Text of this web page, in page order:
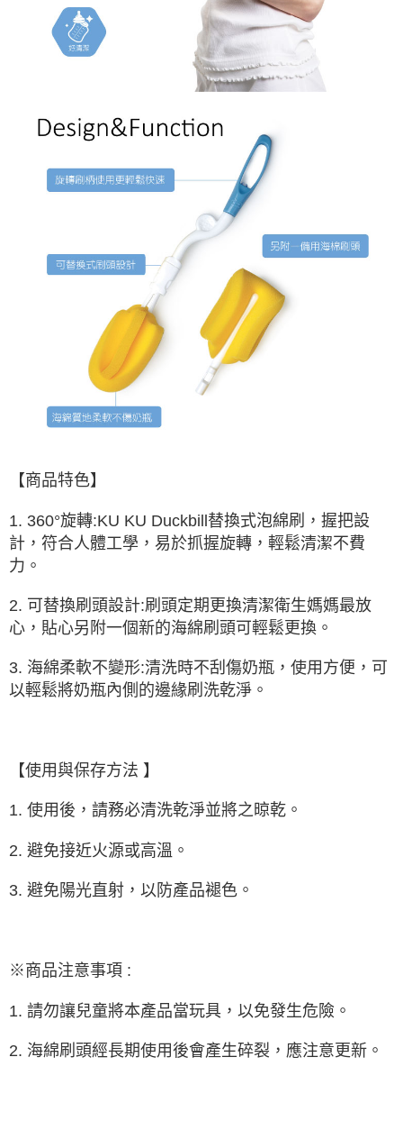
請求用戶進行身份認證。
５．嚴禁一人註冊多個帳號或使用他人資訊註冊。若發現惡意使用之情形，
恩沛科技股份有限公司將有權停止該用戶之使用額度並採取法律行動。
【商品特色】
1. 360°旋轉:KU KU Duckbill替換式泡綿刷，握把設
計，符合人體工學，易於抓握旋轉，輕鬆清潔不費
力。
2. 可替換刷頭設計:刷頭定期更換清潔衛生媽媽最放
心，貼心另附一個新的海綿刷頭可輕鬆更換。
3. 海綿柔軟不變形:清洗時不刮傷奶瓶，使用方便，可
以輕鬆將奶瓶內側的邊緣刷洗乾淨。
【使用與保存方法 】
1. 使用後，請務必清洗乾淨並將之晾乾。
2. 避免接近火源或高溫。
3. 避免陽光直射，以防產品褪色。
※商品注意事項 :
1. 請勿讓兒童將本產品當玩具，以免發生危險。
2. 海綿刷頭經長期使用後會產生碎裂，應注意更新。